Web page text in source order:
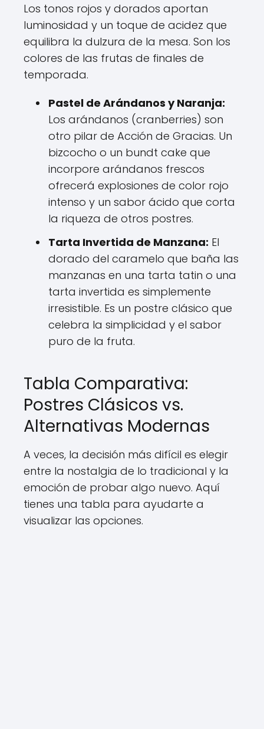
Los tonos rojos y dorados aportan
luminosidad y un toque de acidez que
equilibra la dulzura de la mesa. Son los
colores de las frutas de finales de
temporada.
Pastel de Arándanos y Naranja:
Los arándanos (cranberries) son
otro pilar de Acción de Gracias. Un
bizcocho o un bundt cake que
incorpore arándanos frescos
ofrecerá explosiones de color rojo
intenso y un sabor ácido que corta
la riqueza de otros postres.
Tarta Invertida de Manzana: El
dorado del caramelo que baña las
manzanas en una tarta tatin o una
tarta invertida es simplemente
irresistible. Es un postre clásico que
celebra la simplicidad y el sabor
puro de la fruta.
Tabla Comparativa:
Postres Clásicos vs.
Alternativas Modernas
A veces, la decisión más difícil es elegir
entre la nostalgia de lo tradicional y la
emoción de probar algo nuevo. Aquí
tienes una tabla para ayudarte a
visualizar las opciones.